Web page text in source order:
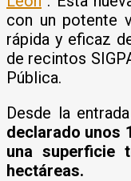
con un potente
rápida y eficaz
de recintos
Pública.
Desde la
declarado unos
una superficie
hectáreas.